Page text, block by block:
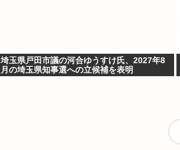
埼玉県戸田市議の河合ゆうすけ氏、2027年8
月の埼玉県知事選への立候補を表明